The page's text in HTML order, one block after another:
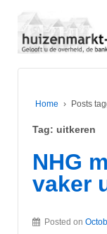
Home › Posts
Tag: uitkeren
NHG
vaker
Posted on